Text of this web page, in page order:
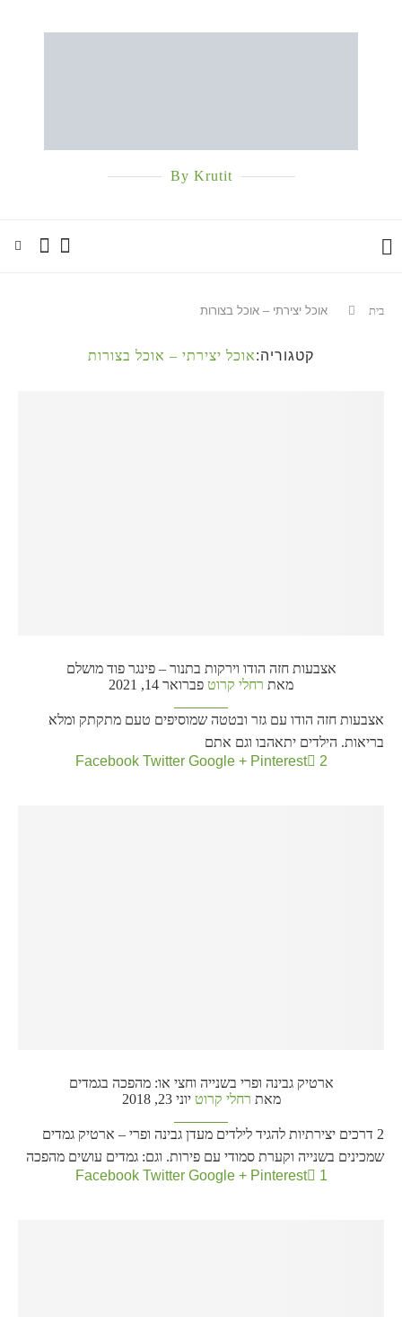
By Krutit
בית אוכל יצירתי – אוכל בצורות
קטגוריה:אוכל יצירתי – אוכל בצורות
אצבעות חזה הודו וירקות בתנור – פינגר פוד מושלם
מאת רחלי קרוט פברואר 14, 2021
אצבעות חזה הודו עם גזר ובטטה שמוסיפים טעם מתקתק ומלא
בריאות. הילדים יתאהבו וגם אתם
2
Facebook Twitter Google + Pinterest
ארטיק גבינה ופרי בשנייה וחצי או: מהפכה בגמדים
מאת רחלי קרוט יוני 23, 2018
2 דרכים יצירתיות להגיד לילדים מעדן גבינה ופרי – ארטיק גמדים
שמכינים בשנייה וקערת סמודי עם פירות. וגם: גמדים עושים מהפכה
1
Facebook Twitter Google + Pinterest